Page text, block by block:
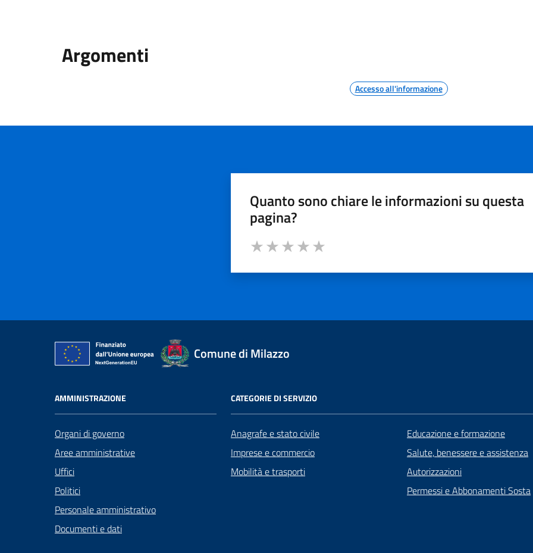
Argomenti
Accesso all'informazione
Quanto sono chiare le informazioni su questa
pagina?
Valuta da 1 a 5 stelle la pagina
Comune di Milazzo
AMMINISTRAZIONE
Organi di governo
Aree amministrative
Uffici
Politici
Personale amministrativo
Documenti e dati
CATEGORIE DI SERVIZIO
Anagrafe e stato civile
Imprese e commercio
Mobilità e trasporti
Educazione e formazione
Salute, benessere e assistenza
Autorizzazioni
Permessi e Abbonamenti Sosta